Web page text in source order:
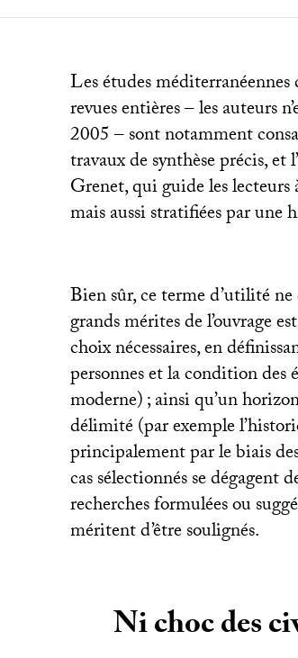
Les études
revues entières – les auteurs
2005 – sont notamment
travaux de synthèse précis,
Grenet, qui guide les
mais aussi stratifiées par
Bien sûr, ce terme d’utilité ne
grands mérites de l’ouvrage
choix nécessaires, en
personnes et la condition des
moderne); ainsi qu’un
délimité (par exemple
principalement par le biais
cas sélectionnés se
recherches formulées ou
méritent d’être soulignés.
Ni choc des